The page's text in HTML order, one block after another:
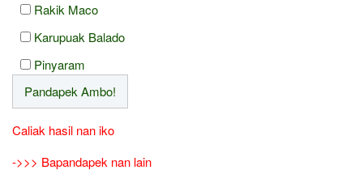
Rakik Maco
Karupuak Balado
Pinyaram
Caliak hasil nan iko
->>> Bapandapek nan lain